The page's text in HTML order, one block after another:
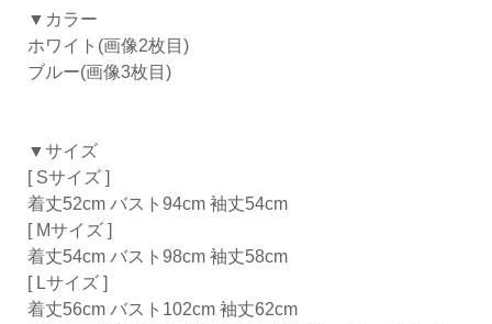
▼カラー
ホワイト(画像2枚目)
ブルー(画像3枚目)
▼サイズ
[ Sサイズ ]
着丈52cm バスト94cm 袖丈54cm
[ Mサイズ ]
着丈54cm バスト98cm 袖丈58cm
[ Lサイズ ]
着丈56cm バスト102cm 袖丈62cm